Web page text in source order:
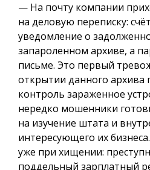
— На почту компании
на деловую переписку:
уведомление о
запароленном архиве, а
письме. Это первый
открытии данного архива
контроль зараженное
нередко мошенники
на изучение штата и
интересующего их
уже при хищении:
поддельный зарплатный